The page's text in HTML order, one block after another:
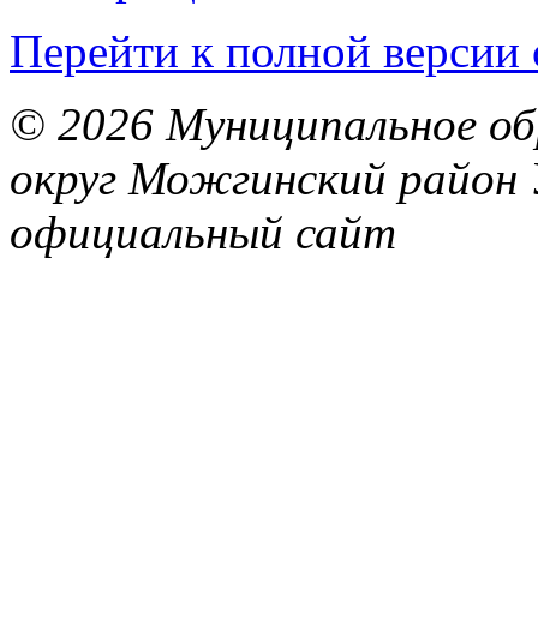
Перейти к полной версии
© 2026 Муниципальное
округ Можгинский район
официальный сайт